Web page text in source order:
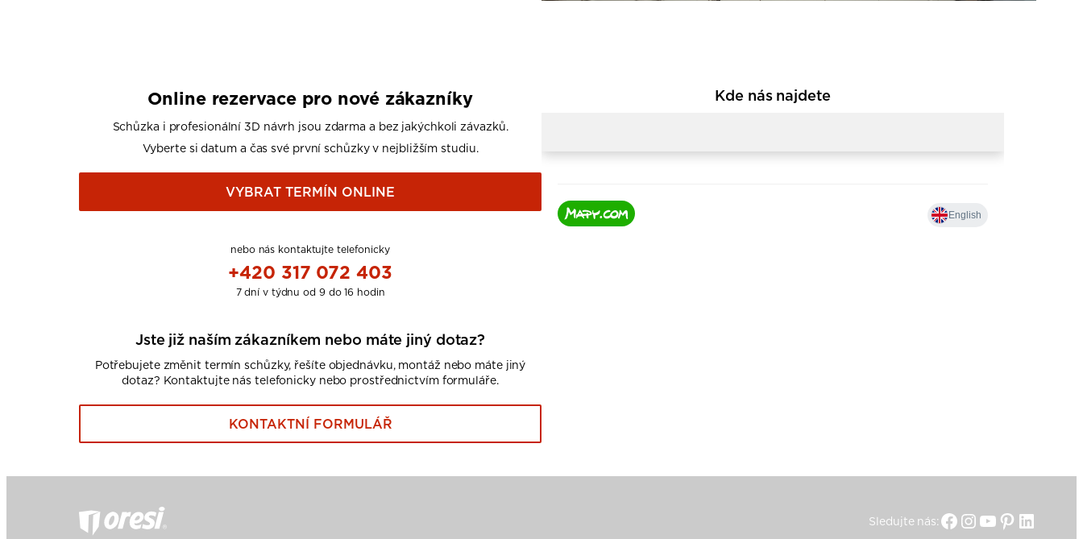
Online rezervace pro nové zákazníky
Schůzka i profesionální 3D návrh jsou zdarma a bez jakýchkoli závazků.
Vyberte si datum a čas své první schůzky v nejbližším studiu.
VYBRAT TERMÍN ONLINE
nebo nás kontaktujte telefonicky
+420 317 072 403
7 dní v týdnu od 9 do 16 hodin
Jste již naším zákazníkem nebo máte jiný dotaz?
Potřebujete změnit termín schůzky, řešíte objednávku, montáž nebo máte jiný
dotaz? Kontaktujte nás telefonicky nebo prostřednictvím formuláře.
KONTAKTNÍ FORMULÁŘ
Kde nás najdete
Sledujte nás: Facebook
Instagram
YouTube
Pinterest